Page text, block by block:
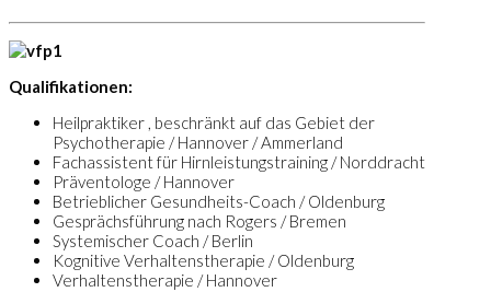
Qualifikationen:
Heilpraktiker , beschränkt auf das Gebiet der
Psychotherapie / Hannover / Ammerland
Fachassistent für Hirnleistungstraining / Norddracht
Präventologe / Hannover
Betrieblicher Gesundheits-Coach / Oldenburg
Gesprächsführung nach Rogers / Bremen
Systemischer Coach / Berlin
Kognitive Verhaltenstherapie / Oldenburg
Verhaltenstherapie / Hannover